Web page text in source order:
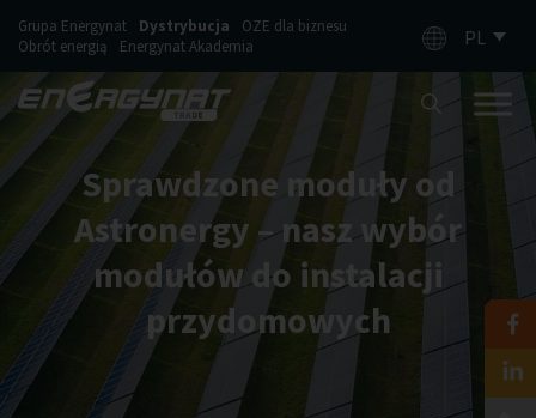
Grupa Energynat Dystrybucja
OZE dla biznesu
Obrót energią
Energynat Akademia PL
Sprawdzone moduły od
Astronergy – nasz wybór
modułów do instalacji
przydomowych